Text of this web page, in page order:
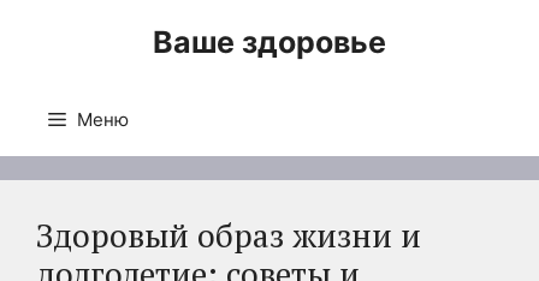
Ваше здоровье
Меню
Здоровый образ жизни и